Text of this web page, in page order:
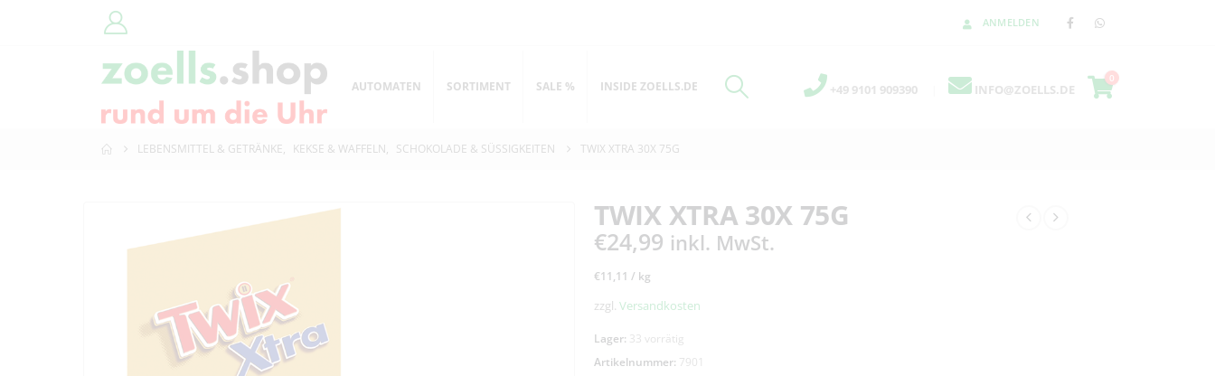
ANMELDEN
AUTOMATEN SORTIMENT SALE % INSIDE ZOELLS.DE +49 9101 909390 INFO@ZOELLS.DE
0
LEBENSMITTEL & GETRÄNKE, KEKSE & WAFFELN, SCHOKOLADE & SÜSSIGKEITEN TWIX XTRA 30X 75G
TWIX XTRA 30X 75G
€24,99 inkl. MwSt.
€11,11 / kg
zzgl. Versandkosten
Lager: 33 vorrätig
Artikelnummer: 7901